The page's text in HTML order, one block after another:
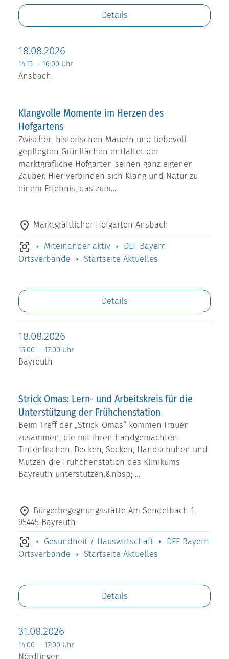
Details
18.08.2026
14:15 — 16:00 Uhr
Ansbach
Klangvolle Momente im Herzen des
Hofgartens
Zwischen historischen Mauern und liebevoll
gepflegten Grünflächen entfaltet der
marktgräfliche Hofgarten seinen ganz eigenen
Zauber. Hier verbinden sich Klang und Natur zu
einem Erlebnis, das zum…
Marktgräftlicher Hofgarten Ansbach
Miteinander aktiv
DEF Bayern
Ortsverbände
Startseite Aktuelles
Details
18.08.2026
15:00 — 17:00 Uhr
Bayreuth
Strick Omas: Lern- und Arbeitskreis für die
Unterstützung der Frühchenstation
Beim Treff der „Strick-Omas“ kommen Frauen
zusammen, die mit ihren handgemachten
Tintenfischen, Decken, Socken, Handschuhen und
Mützen die Frühchenstation des Klinikums
Bayreuth unterstützen.&nbsp; …
Bürgerbegegnungsstätte Am Sendelbach 1,
95445 Bayreuth
Gesundheit / Hauswirtschaft
DEF Bayern
Ortsverbände
Startseite Aktuelles
Details
31.08.2026
14:00 — 17:00 Uhr
Nördlingen